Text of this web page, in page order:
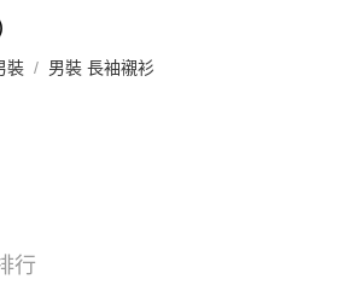
裝 男裝 長袖襯衫
行